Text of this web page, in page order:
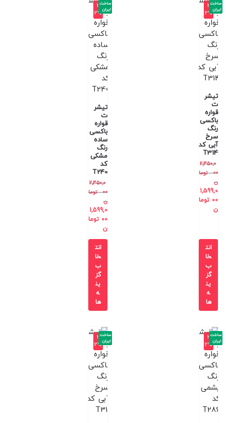
-3
2%
تیشر
ت
قواره
باکسی
رنگ
سرخ
آبی کد
T314
2,350,0
00
توما
ن
1,599,0
00 توما
ن
ساخت
ایران
انت
خا
ب
گز
ین
ه
ها
-3
2%
تیشر
ت
قواره
باکسی
ساده
رنگ
مشکی
کد
T240
2,350,0
00
توما
ن
1,599,0
00 توما
ن
ساخت
ایران
انت
خا
ب
گز
ین
ه
ها
-3
2%
ساخت
ایران
-3
2%
ساخت
ایران